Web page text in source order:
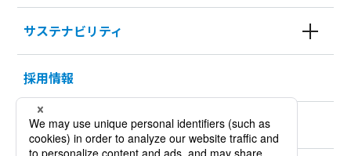
サステナビリティ
採用情報
KURODA HISTORY 100